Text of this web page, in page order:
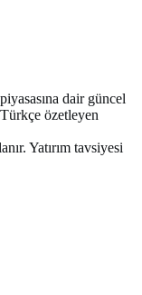
dair güncel
özetleyen
Yatırım tavsiyesi